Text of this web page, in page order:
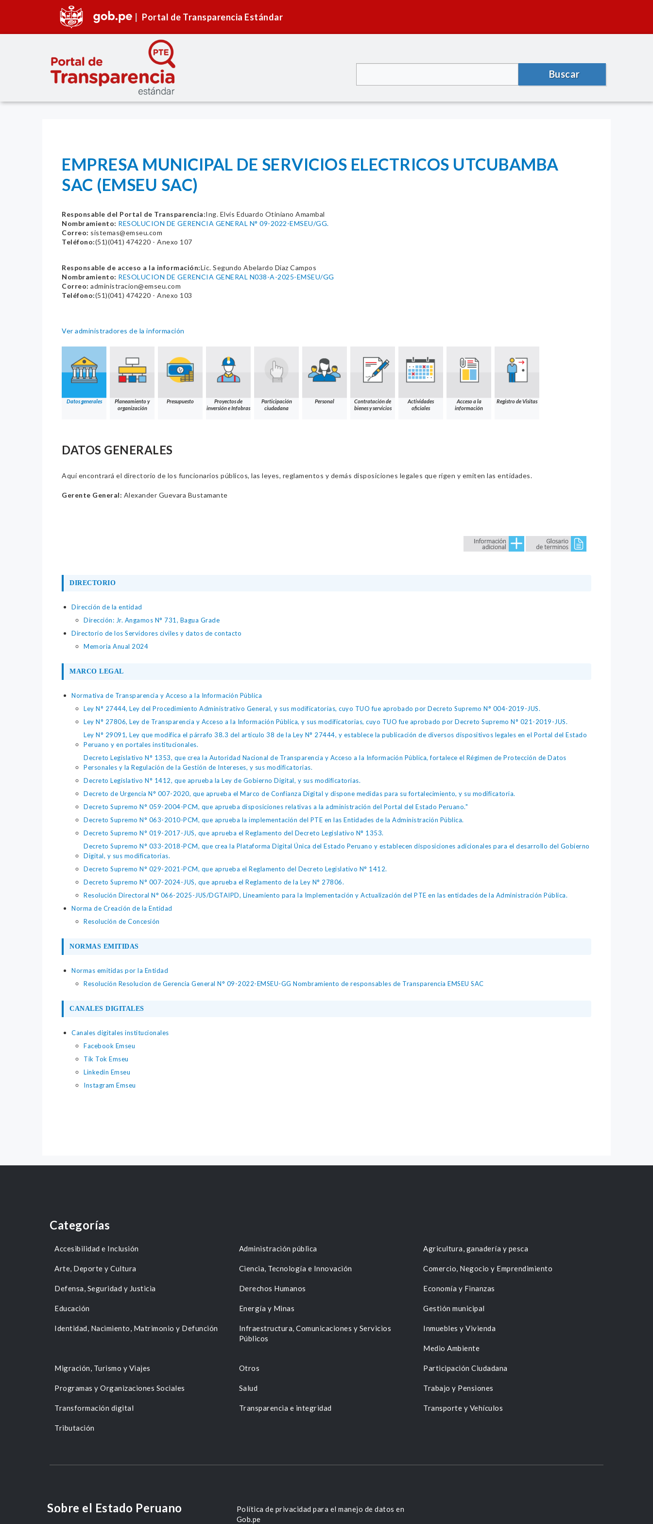
Portal de Transparencia Estándar
Buscar
EMPRESA MUNICIPAL DE SERVICIOS ELECTRICOS UTCUBAMBA
SAC (EMSEU SAC)
Responsable del Portal de Transparencia:Ing. Elvis Eduardo Otiniano Amambal
Nombramiento: RESOLUCION DE GERENCIA GENERAL N° 09-2022-EMSEU/GG.
Correo: sistemas@emseu.com
Teléfono:(51)(041) 474220 - Anexo 107
Responsable de acceso a la información:Lic. Segundo Abelardo Diaz Campos
Nombramiento: RESOLUCION DE GERENCIA GENERAL N038-A-2025-EMSEU/GG
Correo: administracion@emseu.com
Teléfono:(51)(041) 474220 - Anexo 103
Ver administradores de la información
Datos generales
Planeamiento y
organización
Presupuesto
Proyectos de
inversión e Infobras
Participación
ciudadana
Personal
Contratación de
bienes y servicios
Actividades
oficiales
Acceso a la
información
Registro de Visitas
DATOS GENERALES
Aquí encontrará el directorio de los funcionarios públicos, las leyes, reglamentos y demás disposiciones legales que rigen y emiten las entidades.
Gerente General: Alexander Guevara Bustamante
DIRECTORIO
Dirección de la entidad
Dirección: Jr. Angamos N° 731, Bagua Grade
Directorio de los Servidores civiles y datos de contacto
Memoria Anual 2024
MARCO LEGAL
Normativa de Transparencia y Acceso a la Información Pública
Ley N° 27444, Ley del Procedimiento Administrativo General, y sus modificatorias, cuyo TUO fue aprobado por Decreto Supremo N° 004-2019-JUS.
Ley N° 27806, Ley de Transparencia y Acceso a la Información Pública, y sus modificatorias, cuyo TUO fue aprobado por Decreto Supremo N° 021-2019-JUS.
Ley N° 29091, Ley que modifica el párrafo 38.3 del artículo 38 de la Ley N° 27444, y establece la publicación de diversos dispositivos legales en el Portal del Estado
Peruano y en portales institucionales.
Decreto Legislativo N° 1353, que crea la Autoridad Nacional de Transparencia y Acceso a la Información Pública, fortalece el Régimen de Protección de Datos
Personales y la Regulación de la Gestión de Intereses, y sus modificatorias.
Decreto Legislativo N° 1412, que aprueba la Ley de Gobierno Digital, y sus modificatorias.
Decreto de Urgencia N° 007-2020, que aprueba el Marco de Confianza Digital y dispone medidas para su fortalecimiento, y su modificatoria.
Decreto Supremo N° 059-2004-PCM, que aprueba disposiciones relativas a la administración del Portal del Estado Peruano."
Decreto Supremo N° 063-2010-PCM, que aprueba la implementación del PTE en las Entidades de la Administración Pública.
Decreto Supremo N° 019-2017-JUS, que aprueba el Reglamento del Decreto Legislativo N° 1353.
Decreto Supremo N° 033-2018-PCM, que crea la Plataforma Digital Única del Estado Peruano y establecen disposiciones adicionales para el desarrollo del Gobierno
Digital, y sus modificatorias.
Decreto Supremo N° 029-2021-PCM, que aprueba el Reglamento del Decreto Legislativo N° 1412.
Decreto Supremo N° 007-2024-JUS, que aprueba el Reglamento de la Ley N° 27806.
Resolución Directoral N° 066-2025-JUS/DGTAIPD, Lineamiento para la Implementación y Actualización del PTE en las entidades de la Administración Pública.
Norma de Creación de la Entidad
Resolución de Concesión
NORMAS EMITIDAS
Normas emitidas por la Entidad
Resolución Resolucion de Gerencia General N° 09-2022-EMSEU-GG Nombramiento de responsables de Transparencia EMSEU SAC
CANALES DIGITALES
Canales digitales institucionales
Facebook Emseu
Tik Tok Emseu
Linkedin Emseu
Instagram Emseu
Categorías
Accesibilidad e Inclusión Administración pública Agricultura, ganadería y pesca
Arte, Deporte y Cultura Ciencia, Tecnología e Innovación Comercio, Negocio y Emprendimiento
Defensa, Seguridad y Justicia Derechos Humanos Economía y Finanzas
Educación Energía y Minas Gestión municipal
Identidad, Nacimiento, Matrimonio y Defunción
Infraestructura, Comunicaciones y Servicios
Públicos
Inmuebles y Vivienda
Medio Ambiente
Migración, Turismo y Viajes Otros Participación Ciudadana
Programas y Organizaciones Sociales Salud Trabajo y Pensiones
Transformación digital Transparencia e integridad Transporte y Vehículos
Tributación
Sobre el Estado Peruano
Política de privacidad para el manejo de datos en
Gob.pe